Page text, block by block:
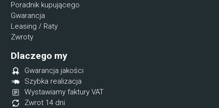
Poradnik kupującego
Gwarancja
Leasing / Raty
Zwroty
Dlaczego my
Gwarancja jakości
Szybka realizacja
Wystawiamy faktury VAT
Zwrot 14 dni